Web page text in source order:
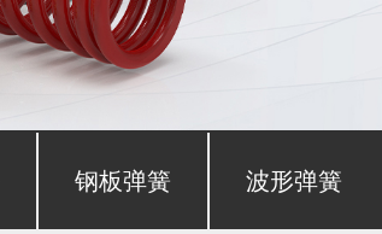
钢板弹簧 波形弹簧